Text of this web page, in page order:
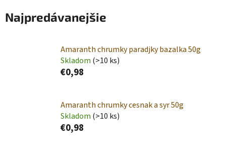
Najpredávanejšie
Amaranth chrumky paradjky bazalka 50g
Skladom (>10 ks)
€0,98
Amaranth chrumky cesnak a syr 50g
Skladom (>10 ks)
€0,98